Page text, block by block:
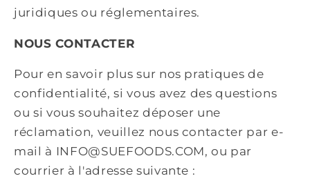
juridiques ou réglementaires.
NOUS CONTACTER
Pour en savoir plus sur nos pratiques de
confidentialité, si vous avez des questions
ou si vous souhaitez déposer une
réclamation, veuillez nous contacter par e-
mail à INFO@SUEFOODS.COM, ou par
courrier à l'adresse suivante :